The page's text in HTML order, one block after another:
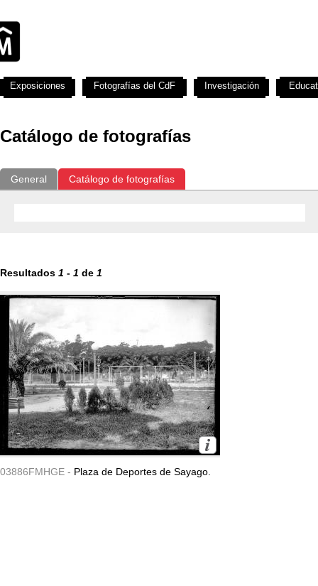
Catálogo de fotografías
General Catálogo de fotografías
Resultados 1 - 1 de 1
03886FMHGE - Plaza de Deportes de Sayago.
Exposiciones Fotografías del CdF Investigación